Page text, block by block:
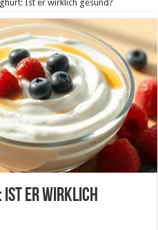
Ist er wirklich gesund?
Ist er wirklich